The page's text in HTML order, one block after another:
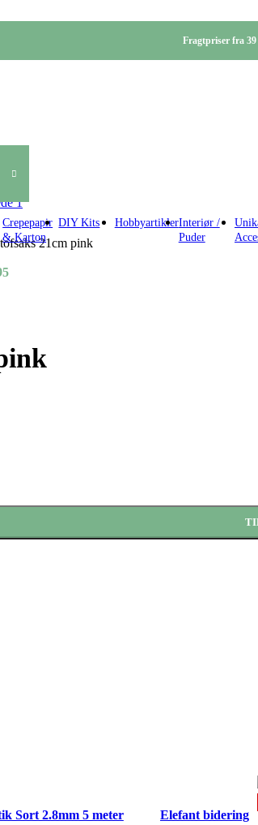
Fragtpriser fra
Crepepapir
& Karton
DIY Kits HobbyartiklerInteriør /
Puder
21cm pink
Sort 2.8mm 5 meter
Elefant bidering